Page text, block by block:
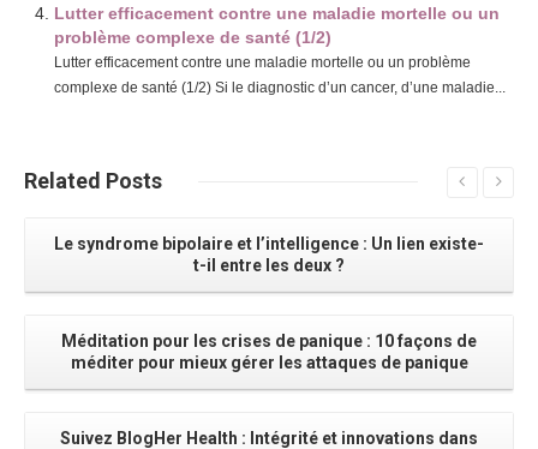
Lutter efficacement contre une maladie mortelle ou un
problème complexe de santé (1/2)
Lutter efficacement contre une maladie mortelle ou un problème
complexe de santé (1/2) Si le diagnostic d’un cancer, d’une maladie...
Related Posts
Le syndrome bipolaire et l’intelligence : Un lien existe-
t-il entre les deux ?
Méditation pour les crises de panique : 10 façons de
méditer pour mieux gérer les attaques de panique
Suivez BlogHer Health : Intégrité et innovations dans